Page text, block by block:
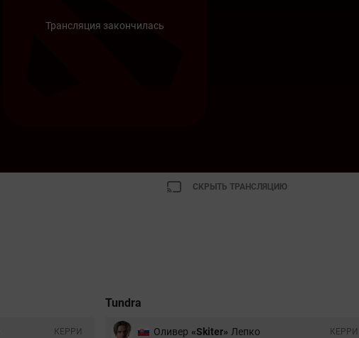
Трансляция закончилась
СКРЫТЬ ТРАНСЛЯЦИЮ
КЕРРИ
Tundra
Оливер «Skiter» Лепко КЕРРИ